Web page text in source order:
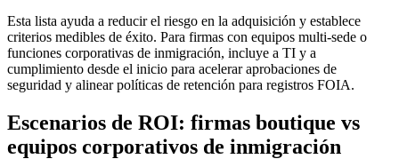
Esta lista ayuda a reducir el riesgo en la adquisición y establece
criterios medibles de éxito. Para firmas con equipos multi-sede o
funciones corporativas de inmigración, incluye a TI y a
cumplimiento desde el inicio para acelerar aprobaciones de
seguridad y alinear políticas de retención para registros FOIA.
Escenarios de ROI: firmas boutique vs
equipos corporativos de inmigración